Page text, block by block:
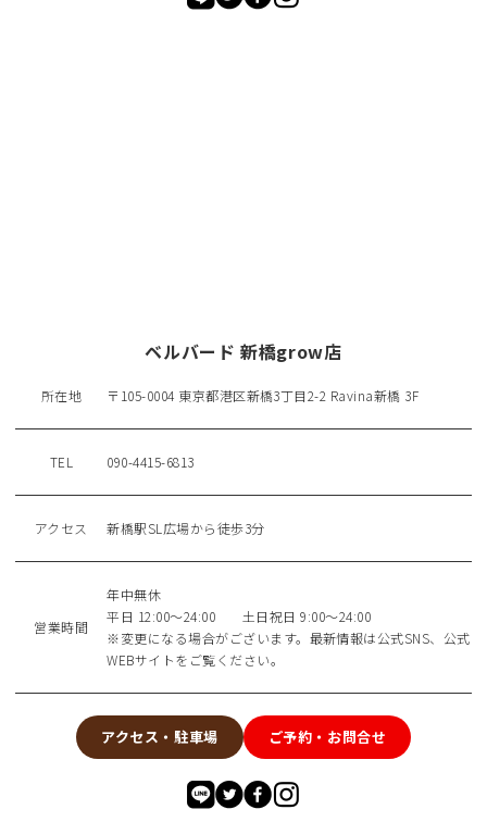
ベルバード 新橋grow店
所在地 〒105-0004 東京都港区新橋3丁目2-2 Ravina新橋 3F
TEL 090-4415-6813
アクセス 新橋駅SL広場から徒歩3分
営業時間
年中無休
平日 12:00～24:00 土日祝日 9:00～24:00
※変更になる場合がございます。最新情報は公式SNS、公式
WEBサイトをご覧ください。
アクセス・駐車場 ご予約・お問合せ